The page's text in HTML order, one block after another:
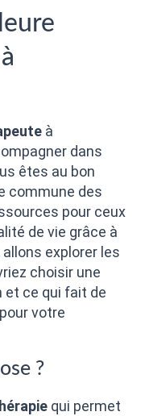
à
dans
êtes au bon
commune des
pour ceux
de vie grâce à
allons explorer les
choisir une
et ce qui fait de
votre
?
qui permet